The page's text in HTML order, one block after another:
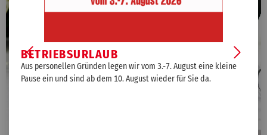
BETRIEBSURLAUB
Aus personellen Gründen legen wir vom 3.-7. August eine kleine
Pause ein und sind ab dem 10. August wieder für Sie da.